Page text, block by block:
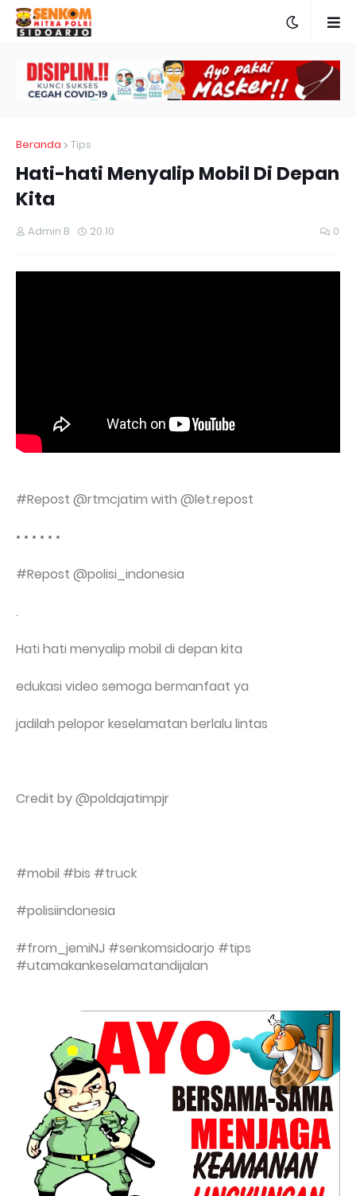
Beranda Tips
Hati-hati Menyalip Mobil Di Depan
Kita
Admin B 20.10 0
#Repost @rtmcjatim with @let.repost
• • • • • •
#Repost @polisi_indonesia
.
Hati hati menyalip mobil di depan kita
edukasi video semoga bermanfaat ya
jadilah pelopor keselamatan berlalu lintas
Credit by @poldajatimpjr
#mobil #bis #truck
#polisiindonesia
#from_jemiNJ #senkomsidoarjo #tips
#utamakankeselamatandijalan